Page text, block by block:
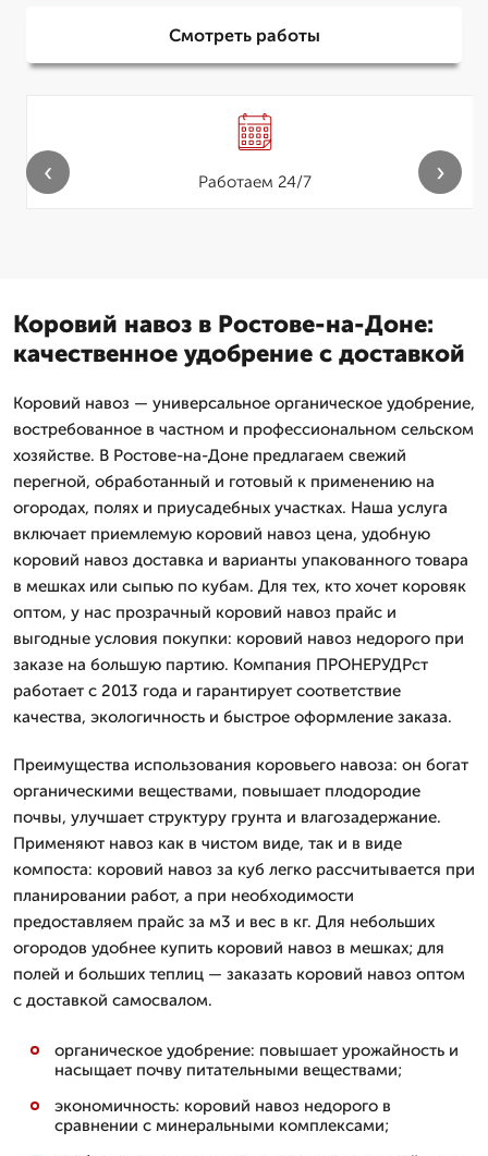
Смотреть работы
Работаем 24/7
‹ ›
Коровий навоз в Ростове-на-Доне:
качественное удобрение с доставкой
Коровий навоз — универсальное органическое удобрение,
востребованное в частном и профессиональном сельском
хозяйстве. В Ростове-на-Доне предлагаем свежий
перегной, обработанный и готовый к применению на
огородах, полях и приусадебных участках. Наша услуга
включает приемлемую коровий навоз цена, удобную
коровий навоз доставка и варианты упакованного товара
в мешках или сыпью по кубам. Для тех, кто хочет коровяк
оптом, у нас прозрачный коровий навоз прайс и
выгодные условия покупки: коровий навоз недорого при
заказе на большую партию. Компания ПРОНЕРУДРст
работает с 2013 года и гарантирует соответствие
качества, экологичность и быстрое оформление заказа.
Преимущества использования коровьего навоза: он богат
органическими веществами, повышает плодородие
почвы, улучшает структуру грунта и влагозадержание.
Применяют навоз как в чистом виде, так и в виде
компоста: коровий навоз за куб легко рассчитывается при
планировании работ, а при необходимости
предоставляем прайс за м3 и вес в кг. Для небольших
огородов удобнее купить коровий навоз в мешках; для
полей и больших теплиц — заказать коровий навоз оптом
с доставкой самосвалом.
органическое удобрение: повышает урожайность и
насыщает почву питательными веществами;
экономичность: коровий навоз недорого в
сравнении с минеральными комплексами;